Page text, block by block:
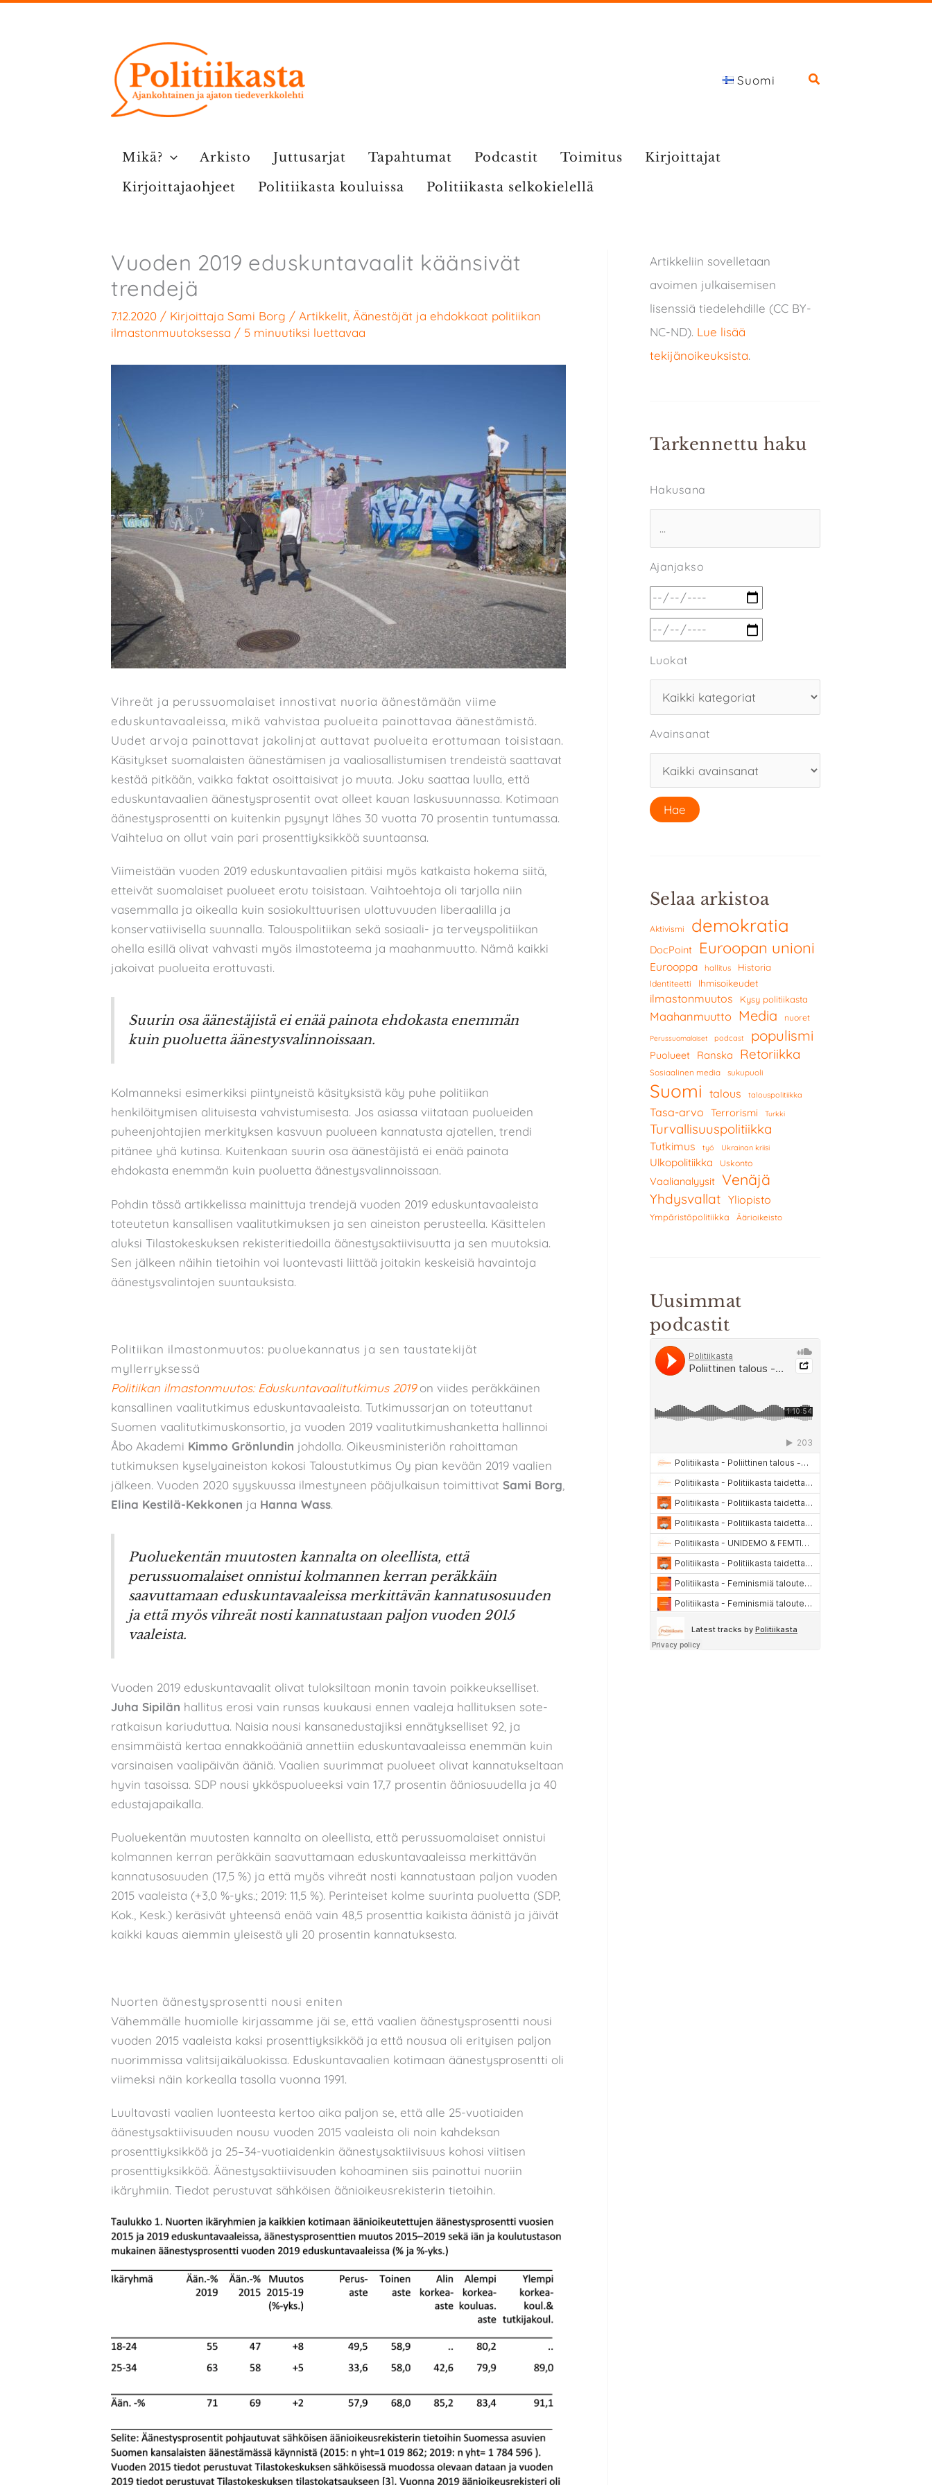
Suomi
Mikä? Arkisto Juttusarjat Tapahtumat Podcastit Toimitus
Kirjoittajat
Kirjoittajaohjeet
Politiikasta kouluissa Politiikasta selkokielellä
Vuoden 2019 eduskuntavaalit käänsivät
trendejä
7.12.2020 / Kirjoittaja Sami Borg / Artikkelit Äänestäjät ja ehdokkaat politiikan
ilmastonmuutoksessa / 5 minuutiksi luettavaa
Vihreät ja perussuomalaiset innostivat nuoria äänestämään viime
eduskuntavaaleissa, mikä vahvistaa puolueita painottavaa äänestämistä.
Uudet arvoja painottavat jakolinjat auttavat puolueita erottumaan toisistaan.
Käsitykset suomalaisten äänestämisen ja vaaliosallistumisen trendeistä saattavat
kestää pitkään, vaikka faktat osoittaisivat jo muuta. Joku saattaa luulla, että
eduskuntavaalien äänestysprosentit ovat olleet kauan laskusuunnassa. Kotimaan
äänestysprosentti on kuitenkin pysynyt lähes 30 vuotta 70 prosentin tuntumassa.
Vaihtelua on ollut vain pari prosenttiyksikköä suuntaansa.
Viimeistään vuoden 2019 eduskuntavaalien pitäisi myös katkaista hokema siitä,
etteivät suomalaiset puolueet erotu toisistaan. Vaihtoehtoja oli tarjolla niin
vasemmalla ja oikealla kuin sosiokulttuurisen ulottuvuuden liberaalilla ja
konservatiivisella suunnalla. Talouspolitiikan sekä sosiaali- ja terveyspolitiikan
ohella esillä olivat vahvasti myös ilmastoteema ja maahanmuutto. Nämä kaikki
jakoivat puolueita erottuvasti.
Suurin osa äänestäjistä ei enää painota ehdokasta enemmän
kuin puoluetta äänestysvalinnoissaan.
Kolmanneksi esimerkiksi piintyneistä käsityksistä käy puhe politiikan
henkilöitymisen alituisesta vahvistumisesta. Jos asiassa viitataan puolueiden
puheenjohtajien merkityksen kasvuun puolueen kannatusta ajatellen, trendi
pitänee yhä kutinsa. Kuitenkaan suurin osa äänestäjistä ei enää painota
ehdokasta enemmän kuin puoluetta äänestysvalinnoissaan.
Pohdin tässä artikkelissa mainittuja trendejä vuoden 2019 eduskuntavaaleista
toteutetun kansallisen vaalitutkimuksen ja sen aineiston perusteella. Käsittelen
aluksi Tilastokeskuksen rekisteritiedoilla äänestysaktiivisuutta ja sen muutoksia.
Sen jälkeen näihin tietoihin voi luontevasti liittää joitakin keskeisiä havaintoja
äänestysvalintojen suuntauksista.
Politiikan ilmastonmuutos: puoluekannatus ja sen taustatekijät
myllerryksessä
Politiikan ilmastonmuutos: Eduskuntavaalitutkimus 2019on viides peräkkäinen
kansallinen vaalitutkimus eduskuntavaaleista. Tutkimussarjan on toteuttanut
Suomen vaalitutkimuskonsortio, ja vuoden 2019 vaalitutkimushanketta hallinnoi
Åbo Akademi Kimmo Grönlundin johdolla. Oikeusministeriön rahoittaman
tutkimuksen kyselyaineiston kokosi Taloustutkimus Oy pian kevään 2019 vaalien
jälkeen. Vuoden 2020 syyskuussa ilmestyneen pääjulkaisun toimittivat Sami Borg
Elina Kestilä-Kekkonen ja Hanna Wass.
Puoluekentän muutosten kannalta on oleellista, että
perussuomalaiset onnistui kolmannen kerran peräkkäin
saavuttamaan eduskuntavaaleissa merkittävän kannatusosuuden
ja että myös vihreät nosti kannatustaan paljon vuoden 2015
vaaleista.
Vuoden 2019 eduskuntavaalit olivat tuloksiltaan monin tavoin poikkeukselliset.
Juha Sipilän hallitus erosi vain runsas kuukausi ennen vaaleja hallituksen sote-
ratkaisun kariuduttua. Naisia nousi kansanedustajiksi ennätykselliset 92, ja
ensimmäistä kertaa ennakkoääniä annettiin eduskuntavaaleissa enemmän kuin
varsinaisen vaalipäivän ääniä. Vaalien suurimmat puolueet olivat kannatukseltaan
hyvin tasoissa. SDP nousi ykköspuolueeksi vain 17,7 prosentin ääniosuudella ja 40
edustajapaikalla.
Puoluekentän muutosten kannalta on oleellista, että perussuomalaiset onnistui
kolmannen kerran peräkkäin saavuttamaan eduskuntavaaleissa merkittävän
kannatusosuuden (17,5 %) ja että myös vihreät nosti kannatustaan paljon vuoden
2015 vaaleista (+3,0 %-yks.; 2019: 11,5 %). Perinteiset kolme suurinta puoluetta (SDP,
Kok., Kesk.) keräsivät yhteensä enää vain 48,5 prosenttia kaikista äänistä ja jäivät
kaikki kauas aiemmin yleisestä yli 20 prosentin kannatuksesta.
Nuorten äänestysprosentti nousi eniten
Vähemmälle huomiolle kirjassamme jäi se, että vaalien äänestysprosentti nousi
vuoden 2015 vaaleista kaksi prosenttiyksikköä ja että nousua oli erityisen paljon
nuorimmissa valitsijaikäluokissa. Eduskuntavaalien kotimaan äänestysprosentti oli
viimeksi näin korkealla tasolla vuonna 1991.
Luultavasti vaalien luonteesta kertoo aika paljon se, että alle 25-vuotiaiden
äänestysaktiivisuuden nousu vuoden 2015 vaaleista oli noin kahdeksan
prosenttiyksikköä ja 25–34-vuotiaidenkin äänestysaktiivisuus kohosi viitisen
prosenttiyksikköä. Äänestysaktiivisuuden kohoaminen siis painottui nuoriin
ikäryhmiin. Tiedot perustuvat sähköisen äänioikeusrekisterin tietoihin.
Artikkeliin sovelletaan
avoimen julkaisemisen
lisenssiä tiedelehdille (CC BY-
NC-ND). Lue lisää
tekijänoikeuksista.
Tarkennettu haku
Hakusana
Ajanjakso
Luokat
Avainsanat
Selaa arkistoa
Aktivismi demokratia
DocPoint Euroopan unioni
Eurooppa hallitus Historia
Identiteetti Ihmisoikeudet
ilmastonmuutos Kysy politiikasta
Maahanmuutto Media nuoret
Perussuomalaiset podcast populismi
Puolueet Ranska Retoriikka
Sosiaalinen media sukupuoli
Suomi talous talouspolitiikka
Tasa-arvo Terrorismi Turkki
Turvallisuuspolitiikka
Tutkimus työ Ukrainan kriisi
Ulkopolitiikka Uskonto
Vaalianalyysit Venäjä
Yhdysvallat Yliopisto
Ympäristöpolitiikka Äärioikeisto
Uusimmat
podcastit